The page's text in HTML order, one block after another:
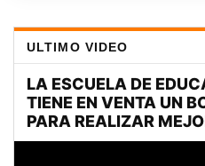
ULTIMO VIDEO